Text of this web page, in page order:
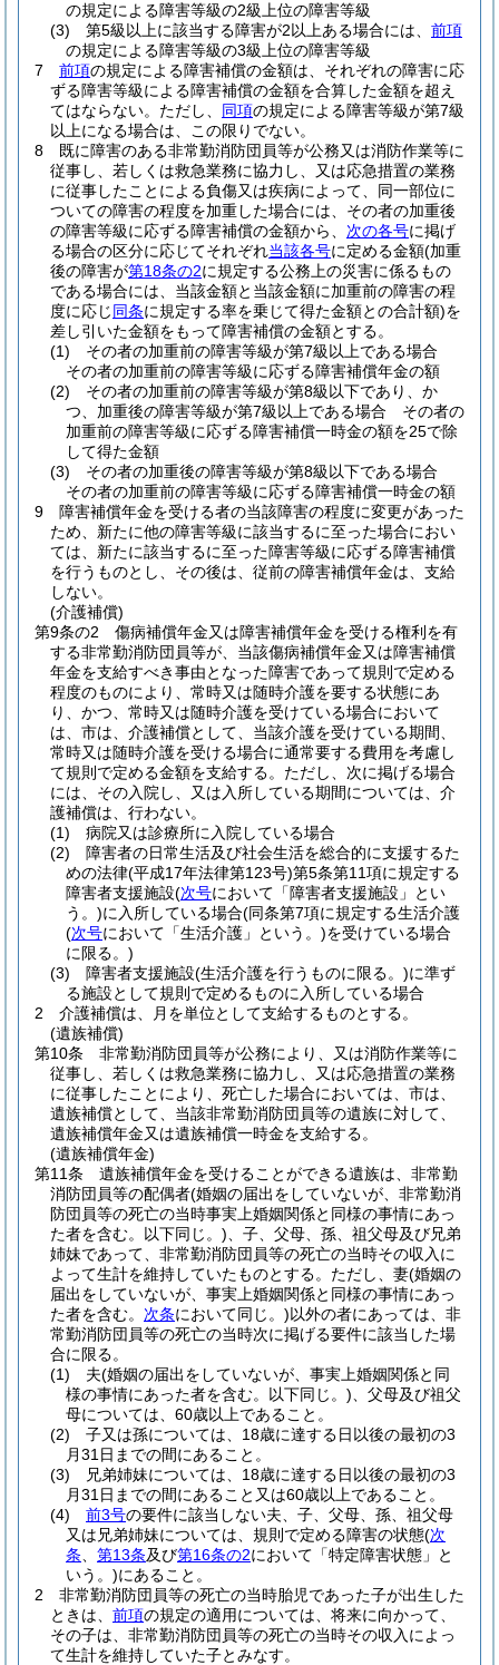
の規定による障害等級の2級上位の障害等級
(3)
第5級以上に該当する障害が2以上ある場合には、 前項
の規定による障害等級の3級上位の障害等級
7
前項の規定による障害補償の金額は、それぞれの障害に応
ずる障害等級による障害補償の金額を合算した金額を超え
てはならない。 ただし、 同項の規定による障害等級が第7級
以上になる場合は、この限りでない。
8
既に障害のある非常勤消防団員等が公務又は消防作業等に
従事し、若しくは救急業務に協力し、又は応急措置の業務
に従事したことによる負傷又は疾病によって、同一部位に
ついての障害の程度を加重した場合には、その者の加重後
の障害等級に応ずる障害補償の金額から、 次の各号に掲げ
る場合の区分に応じてそれぞれ当該各号に定める金額(加重
後の障害が第18条の2に規定する公務上の災害に係るもの
である場合には、当該金額と当該金額に加重前の障害の程
度に応じ同条に規定する率を乗じて得た金額との合計額)を
差し引いた金額をもって障害補償の金額とする。
(1)
その者の加重前の障害等級が第7級以上である場合
その者の加重前の障害等級に応ずる障害補償年金の額
(2)
その者の加重前の障害等級が第8級以下であり、か
つ、加重後の障害等級が第7級以上である場合 その者の
加重前の障害等級に応ずる障害補償一時金の額を25で除
して得た金額
(3)
その者の加重後の障害等級が第8級以下である場合
その者の加重前の障害等級に応ずる障害補償一時金の額
9
障害補償年金を受ける者の当該障害の程度に変更があった
ため、新たに他の障害等級に該当するに至った場合におい
ては、新たに該当するに至った障害等級に応ずる障害補償
を行うものとし、その後は、従前の障害補償年金は、支給
しない。
(介護補償)
第9条の2
傷病補償年金又は障害補償年金を受ける権利を有
する非常勤消防団員等が、当該傷病補償年金又は障害補償
年金を支給すべき事由となった障害であって規則で定める
程度のものにより、常時又は随時介護を要する状態にあ
り、かつ、常時又は随時介護を受けている場合において
は、市は、介護補償として、当該介護を受けている期間、
常時又は随時介護を受ける場合に通常要する費用を考慮し
て規則で定める金額を支給する。 ただし、次に掲げる場合
には、その入院し、又は入所している期間については、介
護補償は、行わない。
(1)
病院又は診療所に入院している場合
(2)
障害者の日常生活及び社会生活を総合的に支援するた
めの法律(平成17年法律第123号)第5条第11項に規定する
障害者支援施設(次号において「障害者支援施設」とい
う。)に入所している場合(同条第7項に規定する生活介護
(次号において「生活介護」という。)を受けている場合
に限る。)
(3)
障害者支援施設(生活介護を行うものに限る。)に準ず
る施設として規則で定めるものに入所している場合
2
介護補償は、月を単位として支給するものとする。
(遺族補償)
第10条
非常勤消防団員等が公務により、又は消防作業等に
従事し、若しくは救急業務に協力し、又は応急措置の業務
に従事したことにより、死亡した場合においては、市は、
遺族補償として、当該非常勤消防団員等の遺族に対して、
遺族補償年金又は遺族補償一時金を支給する。
(遺族補償年金)
第11条
遺族補償年金を受けることができる遺族は、非常勤
消防団員等の配偶者(婚姻の届出をしていないが、非常勤消
防団員等の死亡の当時事実上婚姻関係と同様の事情にあっ
た者を含む。以下同じ。) 、子、父母、孫、祖父母及び兄弟
姉妹であって、非常勤消防団員等の死亡の当時その収入に
よって生計を維持していたものとする。 ただし、妻(婚姻の
届出をしていないが、事実上婚姻関係と同様の事情にあっ
た者を含む。 次条において同じ。)以外の者にあっては、非
常勤消防団員等の死亡の当時次に掲げる要件に該当した場
合に限る。
(1)
夫(婚姻の届出をしていないが、事実上婚姻関係と同
様の事情にあった者を含む。以下同じ。) 、父母及び祖父
母については、60歳以上であること。
(2)
子又は孫については、18歳に達する日以後の最初の3
月31日までの間にあること。
(3)
兄弟姉妹については、18歳に達する日以後の最初の3
月31日までの間にあること又は60歳以上であること。
(4)
前3号の要件に該当しない夫、子、父母、孫、祖父母
又は兄弟姉妹については、規則で定める障害の状態(次
条
第13条及び第16条の2において「特定障害状態」と
いう。)にあること。
2
非常勤消防団員等の死亡の当時胎児であった子が出生した
ときは、 前項の規定の適用については、将来に向かって、
その子は、非常勤消防団員等の死亡の当時その収入によっ
て生計を維持していた子とみなす。